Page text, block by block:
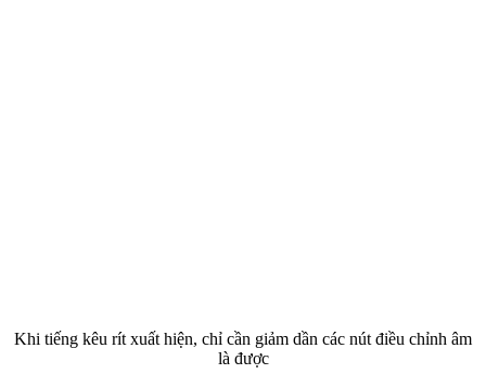
Khi tiếng kêu rít xuất hiện, chỉ cần giảm dần các nút điều chỉnh âm
là được